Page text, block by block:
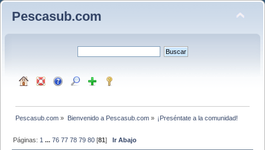
Pescasub.com
Pescasub.com » Bienvenido a Pescasub.com» ¡Preséntate a la comunidad!
Páginas: 1 ...76 77 78 79 80 [81]Ir Abajo